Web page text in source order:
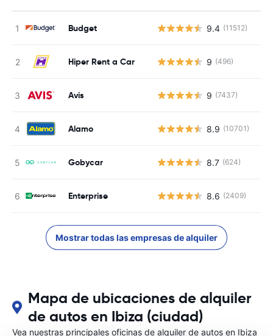
Budget 9.4 (11512)
Hiper Rent a Car 9 (496)
Avis 9 (7437)
Alamo 8.9 (10701)
Gobycar 8.7 (624)
Enterprise 8.6 (2409)
Mostrar todas las empresas de alquiler
Mapa de ubicaciones de alquiler
de autos en Ibiza (ciudad)
Vea nuestras principales oficinas de alquiler de autos en Ibiza